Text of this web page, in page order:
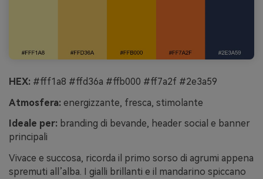
HEX: #fff1a8 #ffd36a #ffb000 #ff7a2f #2e3a59
Atmosfera: energizzante, fresca, stimolante
Ideale per: branding di bevande, header social e banner
principali
Vivace e succosa, ricorda il primo sorso di agrumi appena
spremuti all’alba. I gialli brillanti e il mandarino spiccano